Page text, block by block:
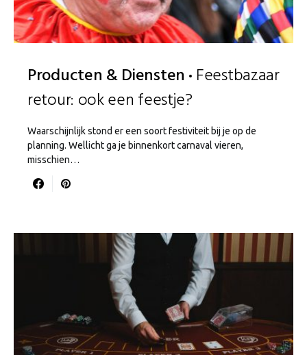
Producten & Diensten Feestbazaar
retour: ook een feestje?
Waarschijnlijk stond er een soort festiviteit bij je op de
planning. Wellicht ga je binnenkort carnaval vieren,
misschien…